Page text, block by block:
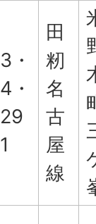
3・
4・
29
1
田
籾
名
古
屋
線